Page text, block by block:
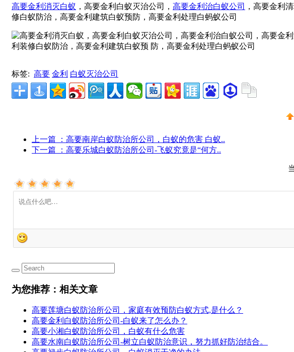
高要金利消灭白蚁 ，高要金利白蚁灭治公司， 高要金利治白蚁公司 ，高要金利
修白蚁防治，高要金利建筑白蚁预防，高要金利处理白蚂蚁公司
标签: 高要 金利 白蚁灭治公司
上一篇
：高要南岸白蚁防治所公司，白蚁的危害 白蚁..
下一篇
：高要乐城白蚁防治所公司-飞蚁究竟是“何方..
为您推荐：相关文章
高要莲塘白蚁防治所公司，​家庭有效预防白蚁方式,是什么？
高要金利白蚁防治所公司-白蚁来了怎么办？
高要小湘白蚁防治所公司，白蚁有什么危害
高要水南白蚁防治所公司-树立白蚁防治意识，努力抓好防治结合。